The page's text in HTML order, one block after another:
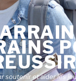
soutenir et aider les